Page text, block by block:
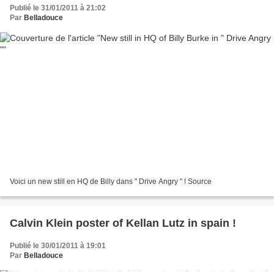
Publié le 31/01/2011 à 21:02
Par Belladouce
Voici un new still en HQ de Billy dans " Drive Angry " ! Source
Calvin Klein poster of Kellan Lutz in spain !
Publié le 30/01/2011 à 19:01
Par Belladouce